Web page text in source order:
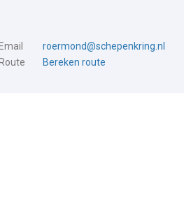
Email
roermond@schepenkring.nl
Route Bereken route